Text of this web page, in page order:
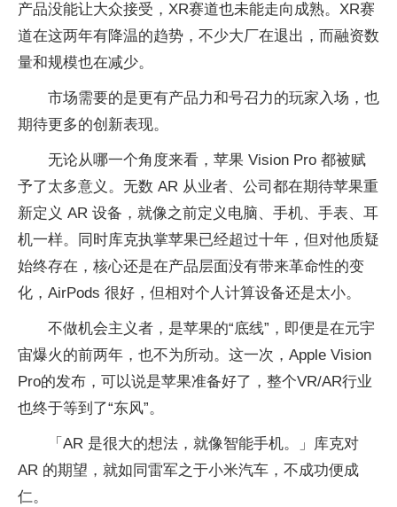
产品没能让大众接受，XR赛道也未能走向成熟。XR赛
道在这两年有降温的趋势，不少大厂在退出，而融资数
量和规模也在减少。
市场需要的是更有产品力和号召力的玩家入场，也
期待更多的创新表现。
无论从哪一个角度来看，苹果 Vision Pro 都被赋
予了太多意义。无数 AR 从业者、公司都在期待苹果重
新定义 AR 设备，就像之前定义电脑、手机、手表、耳
机一样。同时库克执掌苹果已经超过十年，但对他质疑
始终存在，核心还是在产品层面没有带来革命性的变
化，AirPods 很好，但相对个人计算设备还是太小。
不做机会主义者，是苹果的“底线”，即便是在元宇
宙爆火的前两年，也不为所动。这一次，Apple Vision
Pro的发布，可以说是苹果准备好了，整个VR/AR行业
也终于等到了“东风”。
「AR 是很大的想法，就像智能手机。」库克对
AR 的期望，就如同雷军之于小米汽车，不成功便成
仁。